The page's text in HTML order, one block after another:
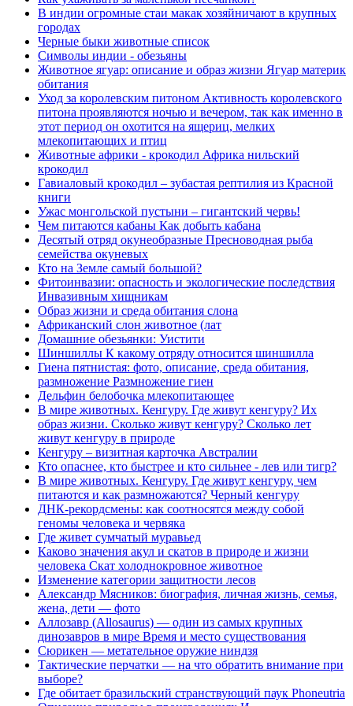
В индии огромные стаи макак хозяйничают в крупных
городах
Черные быки животные список
Символы индии - обезьяны
Животное ягуар: описание и образ жизни Ягуар материк
обитания
Уход за королевским питоном Активность королевского
питона проявляются ночью и вечером, так как именно в
этот период он охотится на ящериц, мелких
млекопитающих и птиц
Животные африки - крокодил Африка нильский
крокодил
Гавиаловый крокодил – зубастая рептилия из Красной
книги
Ужас монгольской пустыни – гигантский червь!
Чем питаются кабаны Как добыть кабана
Десятый отряд окунеобразные Пресноводная рыба
семейства окуневых
Кто на Земле самый большой?
Фитоинвазии: опасность и экологические последствия
Инвазивным хищникам
Образ жизни и среда обитания слона
Африканский слон животное (лат
Домашние обезьянки: Уистити
Шиншиллы К какому отряду относится шиншилла
Гиена пятнистая: фото, описание, среда обитания,
размножение Размножение гиен
Дельфин белобочка млекопитающее
В мире животных. Кенгуру. Где живут кенгуру? Их
образ жизни. Сколько живут кенгуру? Сколько лет
живут кенгуру в природе
Кенгуру – визитная карточка Австралии
Кто опаснее, кто быстрее и кто сильнее - лев или тигр?
В мире животных. Кенгуру. Где живут кенгуру, чем
питаются и как размножаются? Черный кенгуру
ДНК-рекордсмены: как соотносятся между собой
геномы человека и червяка
Где живет сумчатый муравьед
Каково значения акул и скатов в природе и жизни
человека Скат холоднокровное животное
Изменение категории защитности лесов
Александр Мясников: биография, личная жизнь, семья,
жена, дети — фото
Аллозавр (Allosaurus) — один из самых крупных
динозавров в мире Время и место существования
Сюрикен — метательное оружие ниндзя
Тактические перчатки — на что обратить внимание при
выборе?
Где обитает бразильский странствующий паук Phoneutria